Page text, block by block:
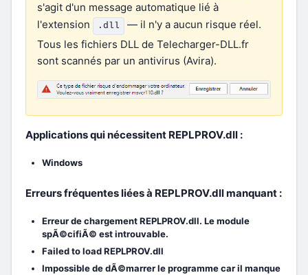
s'agit d'un message automatique lié à
l'extension
.dll
— il n'y a aucun risque réel.
Tous les fichiers DLL de Telecharger-DLL.fr
sont scannés par un antivirus (Avira).
Applications qui nécessitent REPLPROV.dll :
Windows
Erreurs fréquentes liées à REPLPROV.dll manquant :
Erreur de chargement REPLPROV.dll. Le module
spÃ©cifiÃ© est introuvable.
Failed to load REPLPROV.dll
Impossible de dÃ©marrer le programme car il manque